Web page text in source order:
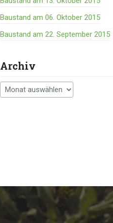
Baustand am 06. Oktober 2015
Baustand am 22. September 2015
Archiv
Archiv